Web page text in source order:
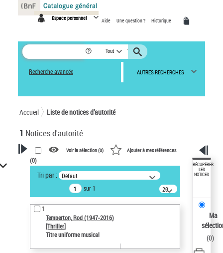
Espace personnel Aide Une question ? Historique
Tout
Recherche avancée AUTRES RECHERCHES
Accueil Liste de notices d’autorité
1 Notices d'autorité
VOTRE RECHERCHE
Recherche avancée dans les
notices d’autorité
Œuvres liées à l'auteur :
Temperton, Rod (1947-2016)
Sauvegarder votre recherche
AFFINER
Voir la sélection (0) Ajouter à mes références
(0)
Tri par : Défaut
sur 1
20
résultats/page
1
Temperton, Rod (1947-2016)
[Thriller]
Titre uniforme musical
RÉCUPÉRER
LES
NOTICES
Ma
(0)
Panneau de gestion des cookies